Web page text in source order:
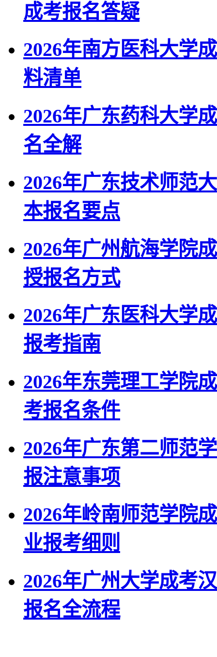
成考报名答疑
2026年南方医科大学
料清单
2026年广东药科大学
名全解
2026年广东技术师范
本报名要点
2026年广州航海学院
授报名方式
2026年广东医科大学
报考指南
2026年东莞理工学院
考报名条件
2026年广东第二师范
报注意事项
2026年岭南师范学院
业报考细则
2026年广州大学成考
报名全流程